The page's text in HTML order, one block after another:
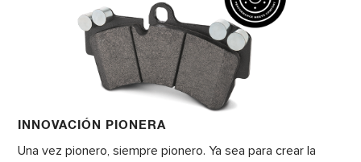
INNOVACIÓN PIONERA
Una vez pionero, siempre pionero. Ya sea para crear la